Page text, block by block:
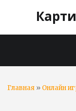
Главная » Онлайн